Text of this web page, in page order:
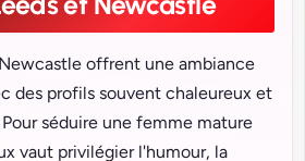
offrent une ambiance
des profils souvent chaleureux et
séduire une femme mature
vaut privilégier l'humour, la